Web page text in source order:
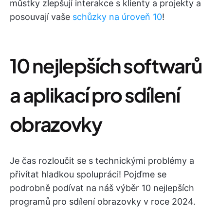
můstky zlepšují interakce s klienty a projekty a
posouvají vaše schůzky na úroveň 10!
10 nejlepších softwarů
a aplikací pro sdílení
obrazovky
Je čas rozloučit se s technickými problémy a
přivítat hladkou spolupráci! Pojďme se
podrobně podívat na náš výběr 10 nejlepších
programů pro sdílení obrazovky v roce 2024.